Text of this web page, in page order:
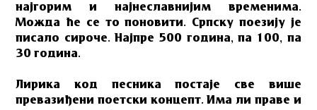
најгорим и најнеславнијим временима.
Можда ће се то поновити. Српску поезију је
писало сироче. Најпре 500 година, па 100, па
30 година.
Лирика код песника постаје све више
превазиђени поетски концепт. Има ли праве и